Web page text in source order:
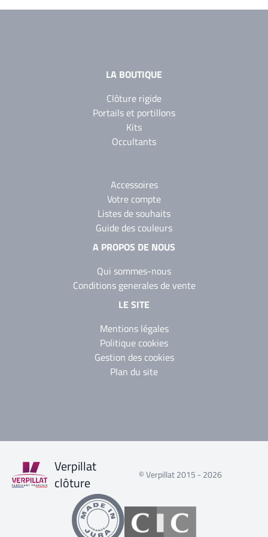
LA BOUTIQUE
Clôture rigide
Portails et portillons
Kits
Occultants
Accessoires
Votre compte
Listes de souhaits
Guide des couleurs
A PROPOS DE NOUS
Qui sommes-nous
Conditions generales de vente
LE SITE
Mentions légales
Politique cookies
Gestion des cookies
Plan du site
Verpillat
clôture
© Verpillat 2015 - 2026